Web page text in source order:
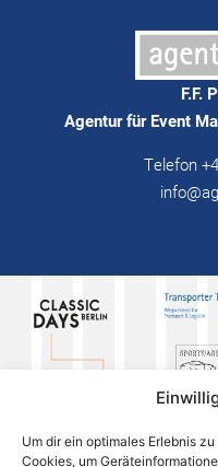
Um dir ein optimales Erlebnis
Cookies, um
F.F.
Agentur für Event
Telefon